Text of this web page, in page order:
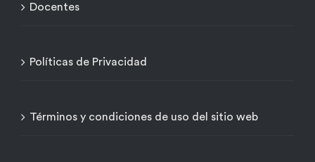
Docentes
Políticas de Privacidad
Términos y condiciones de uso del sitio web